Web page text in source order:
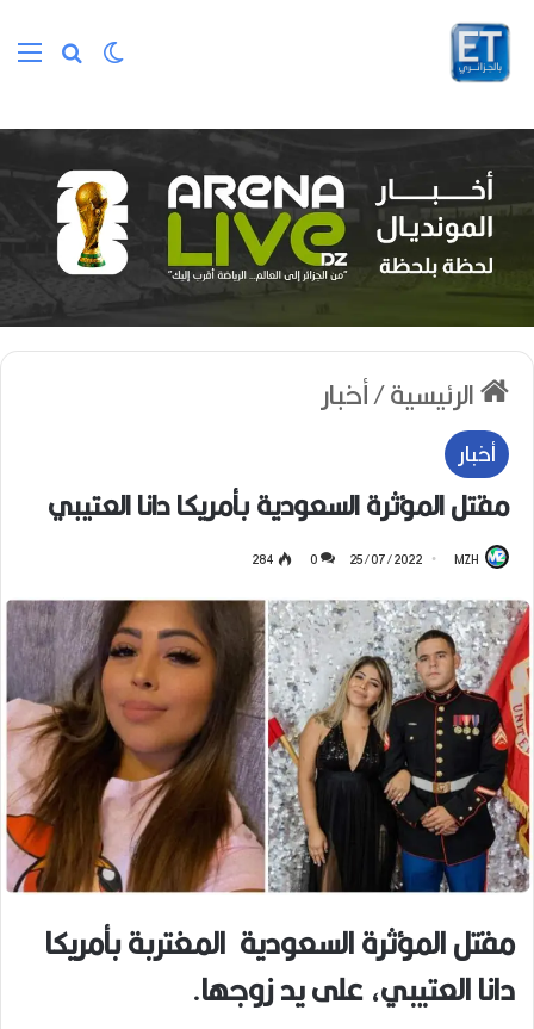
بحث عن
الوضع المظلم
الرئيسية/أخبار
أخبار
مقتل المؤثرة السعودية بأمريكا دانا العتيبي
MZH
25/07/2022
0
284
مقتل المؤثرة السعودية المغتربة بأمريكا
دانا العتيبي، على يد زوجها.